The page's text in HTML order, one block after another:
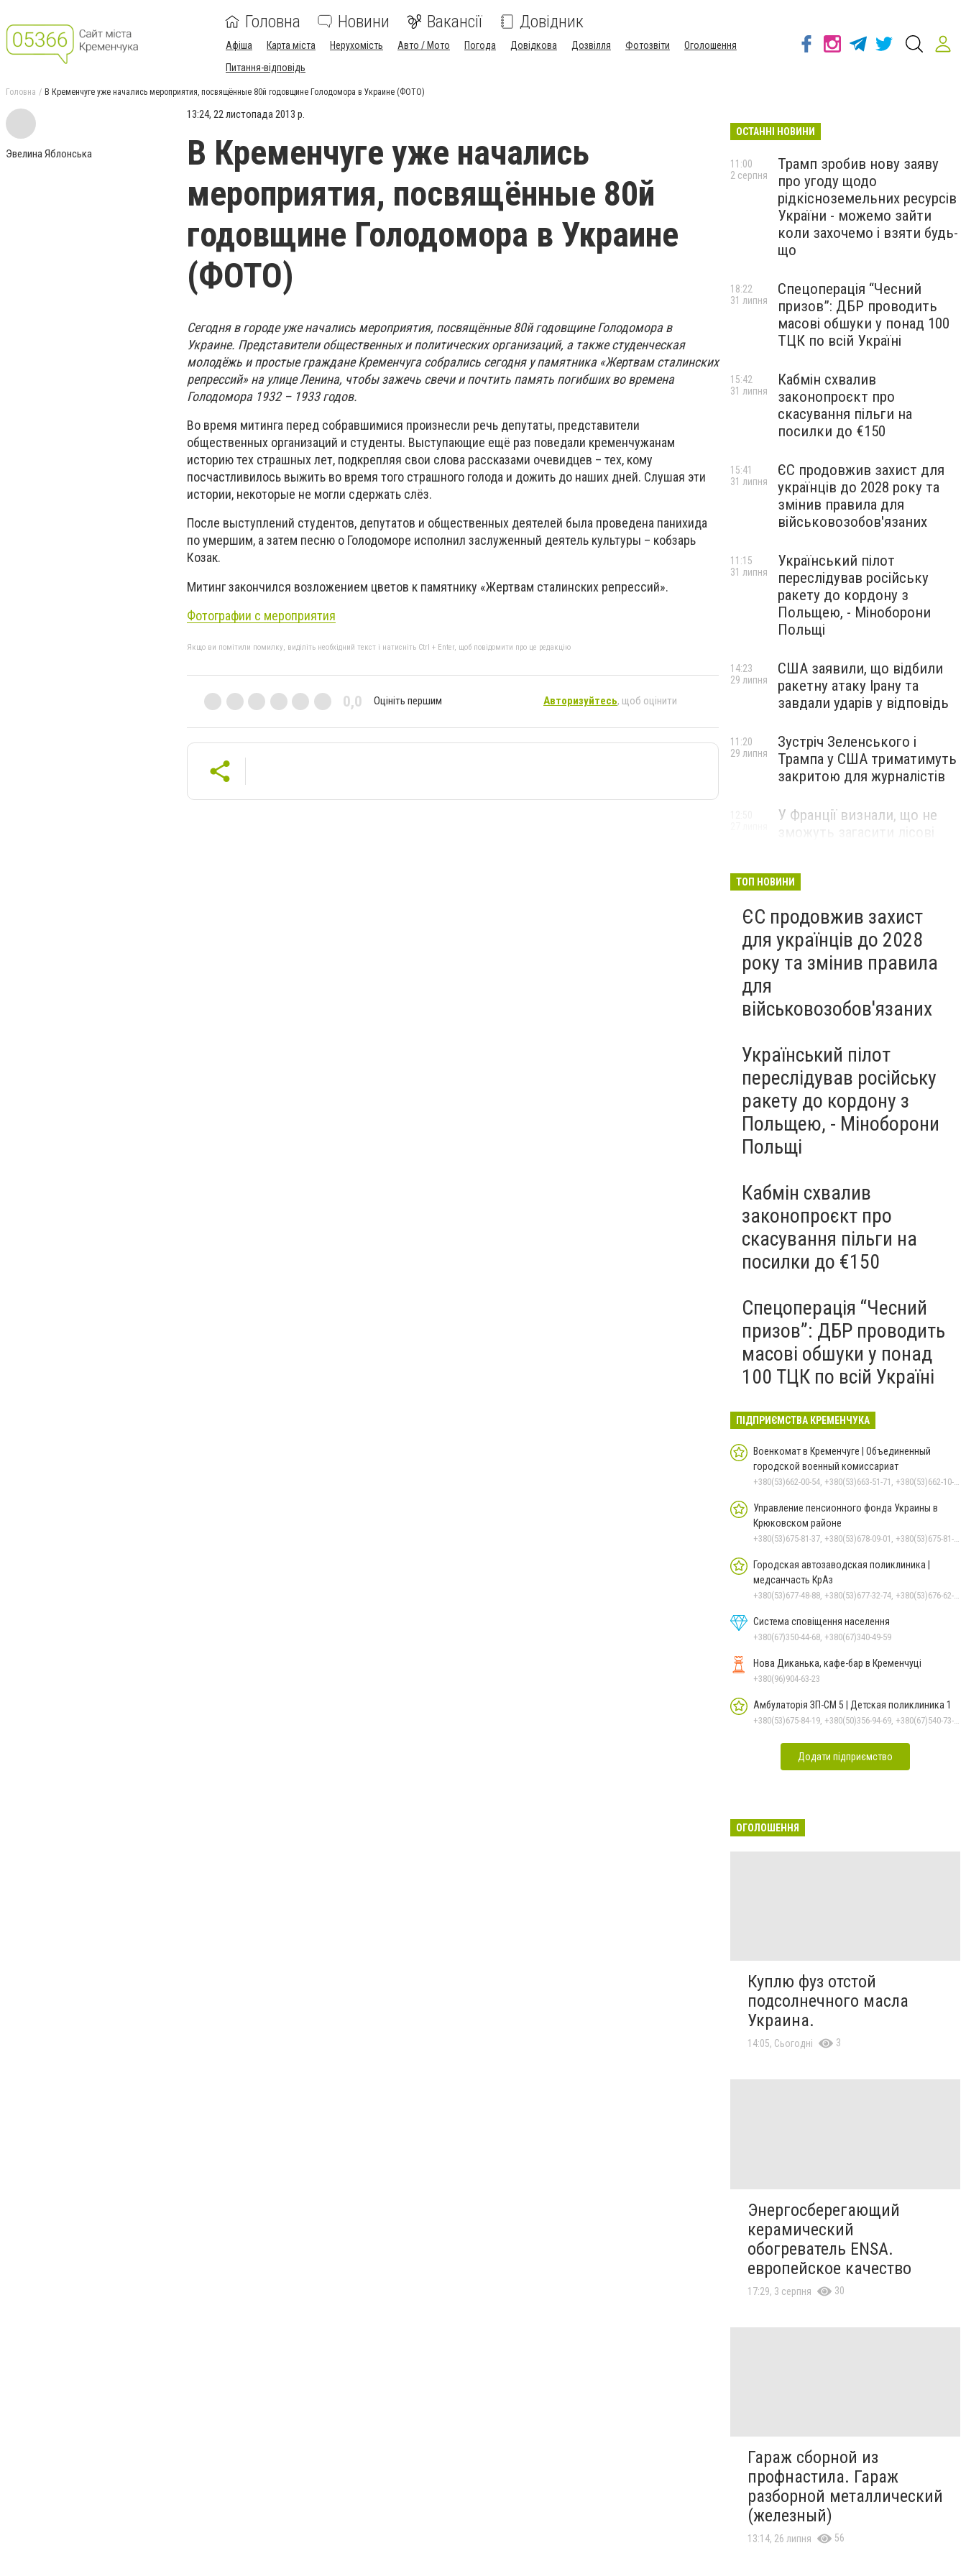
Головна Новини Вакансії Довідник
Афіша Карта міста Нерухомість Авто / Мото Погода Довідкова Дозвілля Фотозвіти
Оголошення
Питання-відповідь
Головна В Кременчуге уже начались мероприятия, посвящённые 80й годовщине Голодомора в Украине (ФОТО)
Эвелина Яблонська
13:24, 22 листопада 2013 р.
В Кременчуге уже начались
мероприятия, посвящённые 80й
годовщине Голодомора в Украине
(ФОТО)
Сегодня в городе уже начались мероприятия, посвящённые 80й годовщине Голодомора в
Украине. Представители общественных и политических организаций, а также студенческая
молодёжь и простые граждане Кременчуга собрались сегодня у памятника «Жертвам сталинских
репрессий» на улице Ленина, чтобы зажечь свечи и почтить память погибших во времена
Голодомора 1932 – 1933 годов.
Во время митинга перед собравшимися произнесли речь депутаты, представители
общественных организаций и студенты. Выступающие ещё раз поведали кременчужанам
историю тех страшных лет, подкрепляя свои слова рассказами очевидцев – тех, кому
посчастливилось выжить во время того страшного голода и дожить до наших дней. Слушая эти
истории, некоторые не могли сдержать слёз.
После выступлений студентов, депутатов и общественных деятелей была проведена панихида
по умершим, а затем песню о Голодоморе исполнил заслуженный деятель культуры – кобзарь
Козак.
Митинг закончился возложением цветов к памятнику «Жертвам сталинских репрессий».
Фотографии с мероприятия
Якщо ви помітили помилку, виділіть необхідний текст і натисніть Ctrl + Enter, щоб повідомити про це редакцію
0,0 Оцініть першим Авторизуйтесь, щоб оцінити
ОСТАННІ НОВИНИ
Трамп зробив нову заяву
про угоду щодо
рідкісноземельних ресурсів
України - можемо зайти
коли захочемо і взяти будь-
що
11:00
2 серпня
Спецоперація “Чесний
призов”: ДБР проводить
масові обшуки у понад 100
ТЦК по всій Україні
18:22
31 липня
Кабмін схвалив
законопроєкт про
скасування пільги на
посилки до €150
15:42
31 липня
ЄС продовжив захист для
українців до 2028 року та
змінив правила для
військовозобов'язаних
15:41
31 липня
Український пілот
переслідував російську
ракету до кордону з
Польщею, - Міноборони
Польщі
11:15
31 липня
США заявили, що відбили
ракетну атаку Ірану та
завдали ударів у відповідь
14:23
29 липня
Зустріч Зеленського і
Трампа у США триматимуть
закритою для журналістів
11:20
29 липня
У Франції визнали, що не
ТОП НОВИНИ
ЄС продовжив захист
для українців до 2028
року та змінив правила
для
військовозобов'язаних
Український пілот
переслідував російську
ракету до кордону з
Польщею, - Міноборони
Польщі
Кабмін схвалив
законопроєкт про
скасування пільги на
посилки до €150
Спецоперація “Чесний
призов”: ДБР проводить
масові обшуки у понад
100 ТЦК по всій Україні
ПІДПРИЄМСТВА КРЕМЕНЧУКА
Военкомат в Кременчуге | Объединенный
городской военный комиссариат
+380(53)662-00-54, +380(53)663-51-71, +380(53)662-10-35
Управление пенсионного фонда Украины в
Крюковском районе
+380(53)675-81-37, +380(53)678-09-01, +380(53)675-81-32, +380(53)675-81-40, +380(53)675-81-33, +380(53)675-81-38, +380(53)675-81-31, +380(53)678-08-87
Городская автозаводская поликлиника |
медсанчасть КрАз
+380(53)677-48-88, +380(53)677-32-74, +380(53)676-62-99, +380536766187
Система сповіщення населення
+380(67)350-44-68, +380(67)340-49-59
Нова Диканька, кафе-бар в Кременчуці
+380(96)904-63-23
Амбулаторія ЗП-СМ 5 | Детская поликлиника 1
+380(53)675-84-19, +380(50)356-94-69, +380(67)540-73-87
Додати підприємство
ОГОЛОШЕННЯ
Куплю фуз отстой
подсолнечного масла
Украина.
14:05, Сьогодні 3
Энергосберегающий
керамический
обогреватель ENSA.
европейское качество
17:29, 3 серпня 30
Гараж сборной из
профнастила. Гараж
разборной металлический
(железный)
13:14, 26 липня 56